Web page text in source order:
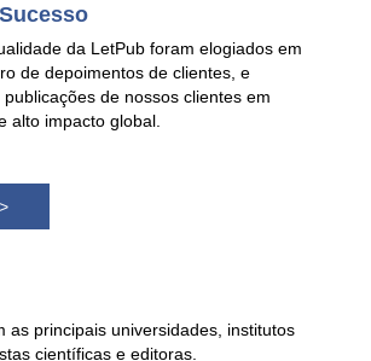
da LetPub foram elogiados em
de depoimentos de clientes, e
de nossos clientes em
alto impacto global.
as principais universidades, institutos
científicas e editoras.